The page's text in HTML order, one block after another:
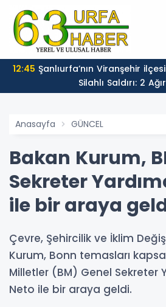
12:45
Silahlı Saldırı: 2
Anasayfa GÜNCEL
Bakan Kurum,
Sekreter
ile bir araya
Çevre, Şehircilik ve İklim
Kurum, Bonn temasları
Milletler (BM) Genel Sekreter
Neto ile bir araya geldi.